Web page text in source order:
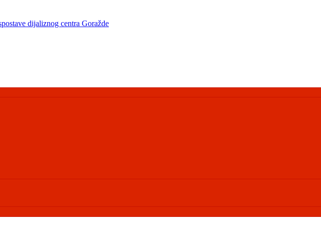
dijaliznog centra Goražde